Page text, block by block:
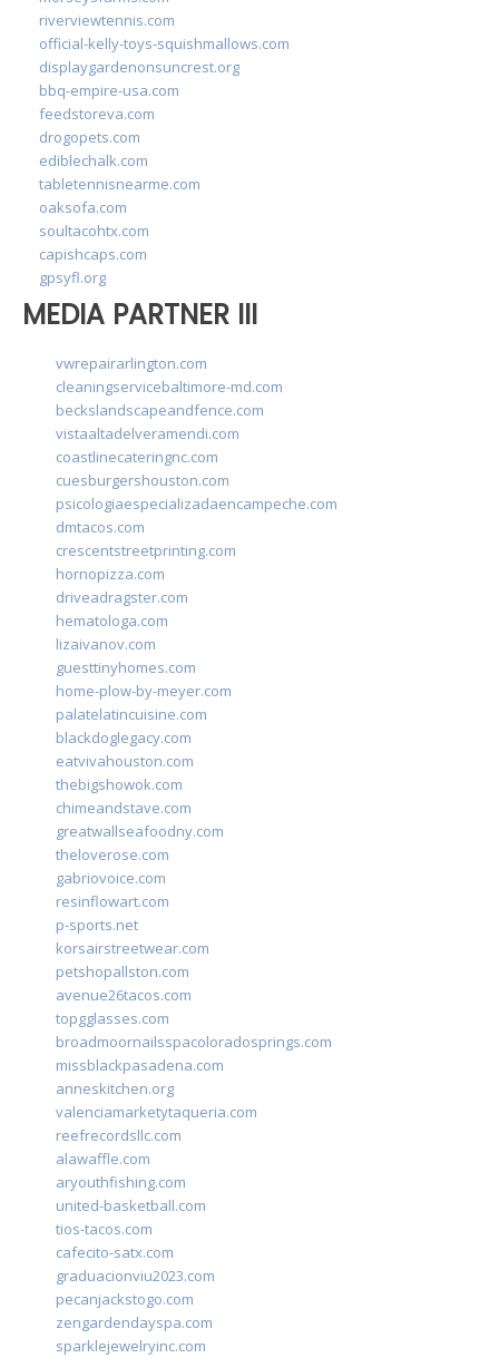
riverviewtennis.com
official-kelly-toys-squishmallows.com
displaygardenonsuncrest.org
bbq-empire-usa.com
feedstoreva.com
drogopets.com
ediblechalk.com
tabletennisnearme.com
oaksofa.com
soultacohtx.com
capishcaps.com
gpsyfl.org
MEDIA PARTNER III
vwrepairarlington.com
cleaningservicebaltimore-md.com
beckslandscapeandfence.com
vistaaltadelveramendi.com
coastlinecateringnc.com
cuesburgershouston.com
psicologiaespecializadaencampeche.com
dmtacos.com
crescentstreetprinting.com
hornopizza.com
driveadragster.com
hematologa.com
lizaivanov.com
guesttinyhomes.com
home-plow-by-meyer.com
palatelatincuisine.com
blackdoglegacy.com
eatvivahouston.com
thebigshowok.com
chimeandstave.com
greatwallseafoodny.com
theloverose.com
gabriovoice.com
resinflowart.com
p-sports.net
korsairstreetwear.com
petshopallston.com
avenue26tacos.com
topgglasses.com
broadmoornailsspacoloradosprings.com
missblackpasadena.com
anneskitchen.org
valenciamarketytaqueria.com
reefrecordsllc.com
alawaffle.com
aryouthfishing.com
united-basketball.com
tios-tacos.com
cafecito-satx.com
graduacionviu2023.com
pecanjackstogo.com
zengardendayspa.com
sparklejewelryinc.com